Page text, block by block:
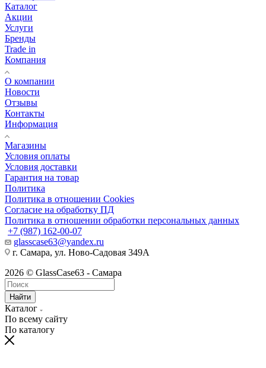
Каталог
Акции
Услуги
Бренды
Trade in
Компания
О компании
Новости
Отзывы
Контакты
Информация
Магазины
Условия оплаты
Условия доставки
Гарантия на товар
Политика
Политика в отношении Cookies
Согласие на обработку ПД
Политика в отношении обработки персональных данных
+7 (987) 162-00-07
glasscase63@yandex.ru
г. Самара, ул. Ново-Садовая 349А
2026 © GlassCase63 - Самара
Найти
Каталог
По всему сайту
По каталогу